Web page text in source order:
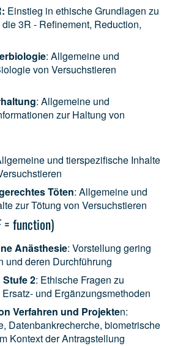
Einstieg in ethische Grundlagen zu
3R - Refinement, Reduction,
: Allgemeine und
von Versuchstieren
: Allgemeine und
zur Haltung von
und tierspezifische Inhalte
Töten: Allgemeine und
zur Tötung von Versuchstieren
= function)
Anästhesie: Vorstellung gering
und deren Durchführung
Stufe 2: Ethische Fragen zu
und Ergänzungsmethoden
Verfahren und Projekten:
Datenbankrecherche, biometrische
Kontext der Antragstellung